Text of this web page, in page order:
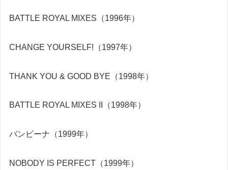
BATTLE ROYAL MIXES（1996年）
CHANGE YOURSELF!（1997年）
THANK YOU & GOOD BYE（1998年）
BATTLE ROYAL MIXES II（1998年）
バンビーナ（1999年）
NOBODY IS PERFECT（1999年）